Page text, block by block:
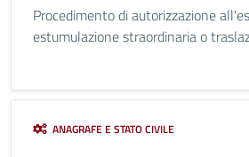
Procedimento di autorizzazione
estumulazione straordinaria o
ANAGRAFE E STATO CIVILE